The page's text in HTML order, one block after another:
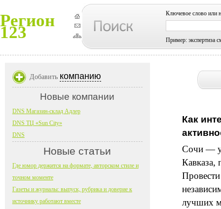
Регион
123
Ключевое слово или
Пример: экспертиза
Как
Сочи —
Кавказа,
лучших
Добавить компанию
Новые компании
DNS Магазин-склад Адлер
DNS ТЦ «Sun City»
DNS
Новые статьи
Где юмор держится на формате, авторском стиле и
точном моменте
Газеты и журналы: выпуск, рубрика и доверие к
источнику работают вместе